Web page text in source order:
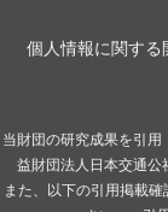
個人情報に関する
当財団の研究成果を引
益財団法人日本交通公
また、以下の引用掲載確